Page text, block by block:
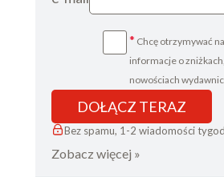
* Chcę otrzymywać
informacje o
nowościach
DOŁĄCZ TERAZ
Bez spamu, 1-2 wiadomości
Zobacz więcej »